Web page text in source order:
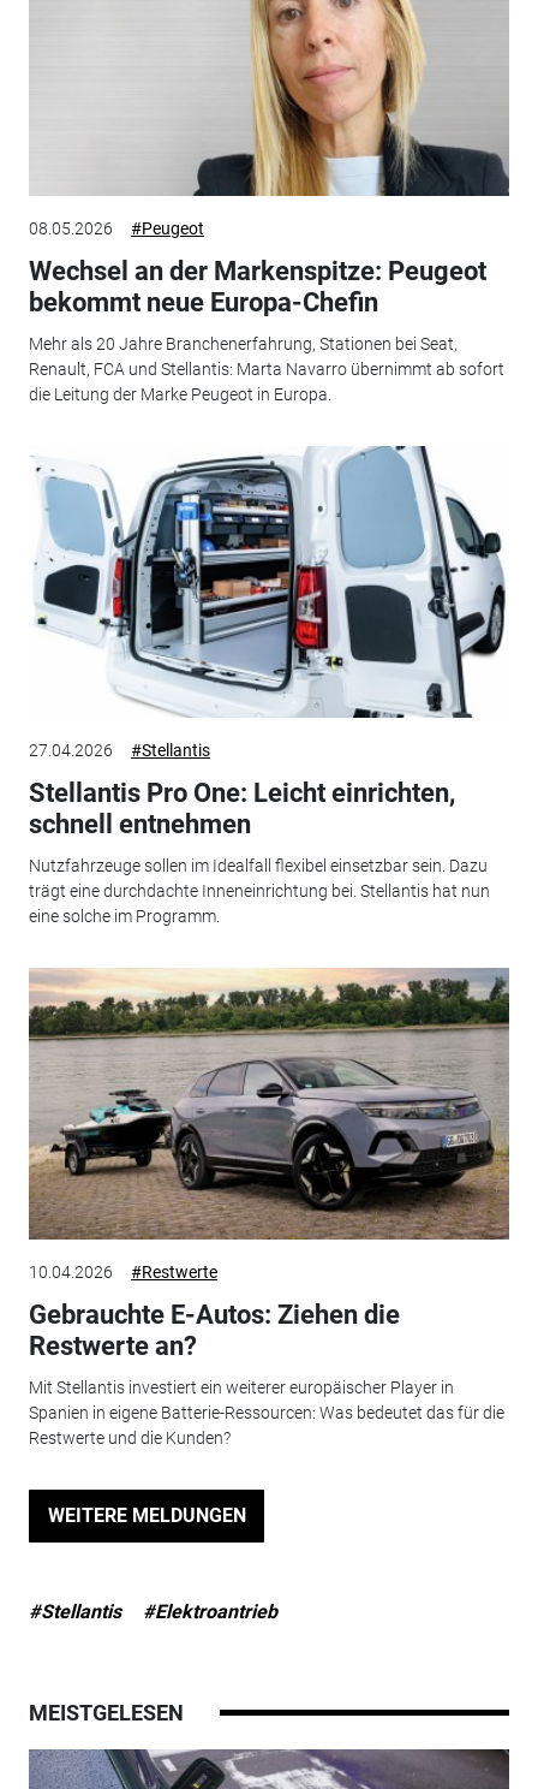
08.05.2026 #Peugeot
Wechsel an der Markenspitze: Peugeot
bekommt neue Europa-Chefin
Mehr als 20 Jahre Branchenerfahrung, Stationen bei Seat,
Renault, FCA und Stellantis: Marta Navarro übernimmt ab sofort
die Leitung der Marke Peugeot in Europa.
27.04.2026 #Stellantis
Stellantis Pro One: Leicht einrichten,
schnell entnehmen
Nutzfahrzeuge sollen im Idealfall flexibel einsetzbar sein. Dazu
trägt eine durchdachte Inneneinrichtung bei. Stellantis hat nun
eine solche im Programm.
10.04.2026 #Restwerte
Gebrauchte E-Autos: Ziehen die
Restwerte an?
Mit Stellantis investiert ein weiterer europäischer Player in
Spanien in eigene Batterie-Ressourcen: Was bedeutet das für die
Restwerte und die Kunden?
WEITERE MELDUNGEN
#Stellantis #Elektroantrieb
MEISTGELESEN